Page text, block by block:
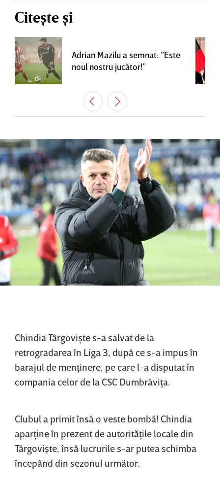
Citește și
Adrian Mazilu a semnat: ”Este
noul nostru jucător!”
Chindia Târgovişte s-a salvat de la
retrogradarea în Liga 3, după ce s-a impus în
barajul de menţinere, pe care l-a disputat în
compania celor de la CSC Dumbrăviţa.
Clubul a primit însă o veste bombă! Chindia
aparţine în prezent de autorităţile locale din
Târgovişte, însă lucrurile s-ar putea schimba
începând din sezonul următor.